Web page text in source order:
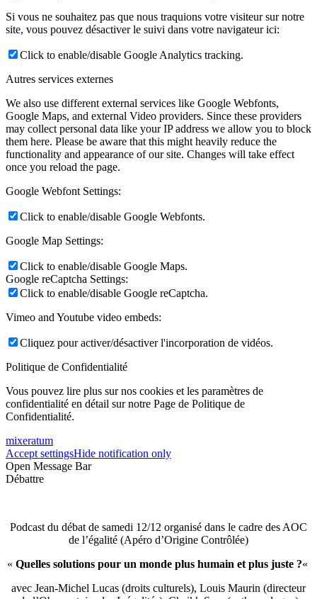
Si vous ne souhaitez pas que nous traquions votre visiteur sur notre
site, vous pouvez désactiver le suivi dans votre navigateur ici:
Click to enable/disable Google Analytics tracking.
Autres services externes
We also use different external services like Google Webfonts,
Google Maps, and external Video providers. Since these providers
may collect personal data like your IP address we allow you to block
them here. Please be aware that this might heavily reduce the
functionality and appearance of our site. Changes will take effect
once you reload the page.
Google Webfont Settings:
Click to enable/disable Google Webfonts.
Google Map Settings:
Click to enable/disable Google Maps.
Google reCaptcha Settings:
Click to enable/disable Google reCaptcha.
Vimeo and Youtube video embeds:
Cliquez pour activer/désactiver l'incorporation de vidéos.
Politique de Confidentialité
Vous pouvez lire plus sur nos cookies et les paramètres de
confidentialité en détail sur notre Page de Politique de
Confidentialité.
mixeratum
Accept settingsHide notification only
Open Message Bar
Débattre
Podcast du débat de samedi 12/12 organisé dans le cadre des AOC
de l’égalité (Apéro d’Origine Contrôlée)
« Quelles solutions pour un monde plus humain et plus juste ?«
avec Jean-Michel Lucas (droits culturels), Louis Maurin (directeur